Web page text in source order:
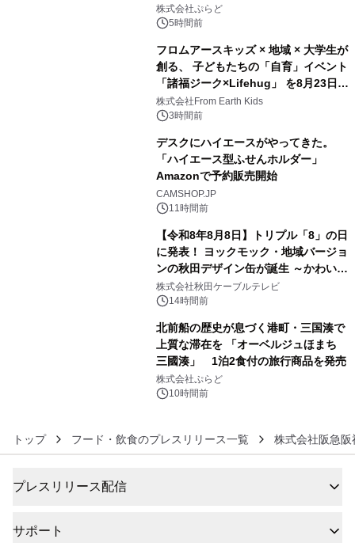
サウナも 「THE BOXY AWAJI」のお
得な素泊まり連泊プランで
株式会社ぷらど
5時間前
フロムアースキッズ × 地域 × 大学生が
創る、 子どもたちの「自育」イベント
「諸福ジーク×Lifehug」 を8月23日
(日)開催
株式会社From Earth Kids
3時間前
デスクにハイエースがやってきた。
「ハイエース型ふせんホルダー」
Amazonで予約販売開始
CAMSHOP.JP
11時間前
【令和8年8月8日】トリプル「8」の日
に発表！ ヨックモック・地域バージョ
ンの秋田デザイン缶が誕生 ～かわいい
秋田犬の子犬と秋田の四季と名所を巡
るパッケージ～ 9月1日(火)秋田県内で
株式会社秋田ケーブルテレビ
14時間前
北前船の歴史が息づく港町・三国湊で
上質な滞在を 「オーベルジュほまち
三國湊」 1泊2食付の旅行商品を発売
株式会社ぷらど
10時間前
トップ フード・飲食のプレスリリース一覧 株式会社阪急阪
プレスリリース配信
サポート